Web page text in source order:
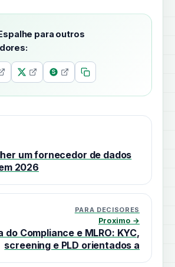
para outros
um fornecedor de dados
2026
PARA DECISORES
Proximo →
do Compliance e MLRO: KYC,
screening e PLD orientados a